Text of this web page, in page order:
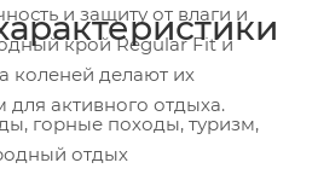
и защиту от влаги и
крой Regular Fit и
коленей делают их
активного отдыха.
горные походы, туризм,
отдых